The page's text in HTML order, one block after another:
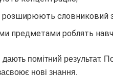
словниковий
предметами роблять
помітний результат.
нові знання.